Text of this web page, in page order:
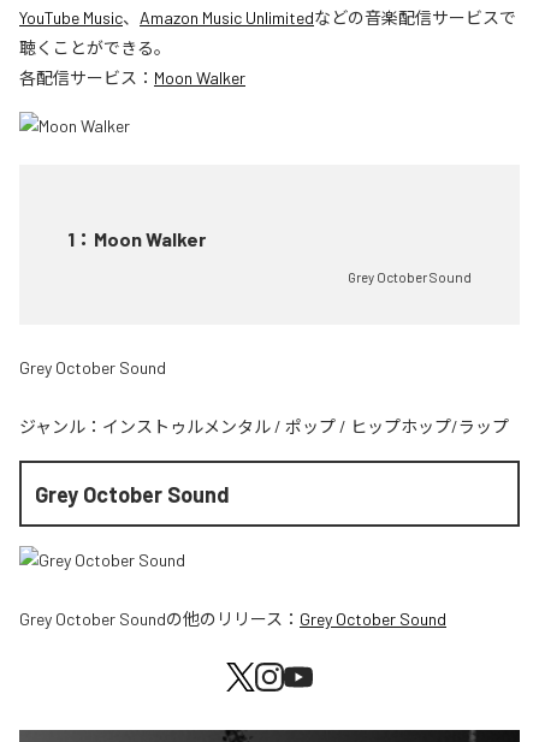
YouTube Music、 Amazon Music Unlimitedなどの音楽配信サービスで
聴くことができる。
各配信サービス： Moon Walker
1 ： Moon Walker
Grey October Sound
Grey October Sound
ジャンル： インストゥルメンタル / ポップ / ヒップホップ/ラップ
Grey October Sound
Grey October Soundの他のリリース： Grey October Sound